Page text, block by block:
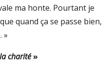
ma honte. Pourtant je
quand ça se passe bien,
»
charité»